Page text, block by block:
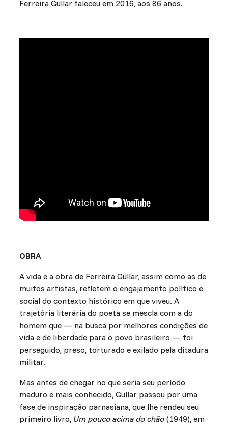
Ferreira Gullar faleceu em 2016, aos 86 anos.
OBRA
A vida e a obra de Ferreira Gullar, assim como as de
muitos artistas, refletem o engajamento político e
social do contexto histórico em que viveu. A
trajetória literária do poeta se mescla com a do
homem que — na busca por melhores condições de
vida e de liberdade para o povo brasileiro — foi
perseguido, preso, torturado e exilado pela ditadura
militar.
Mas antes de chegar no que seria seu período
maduro e mais conhecido, Gullar passou por uma
fase de inspiração parnasiana, que lhe rendeu seu
primeiro livro, Um pouco acima do chão (1949), em